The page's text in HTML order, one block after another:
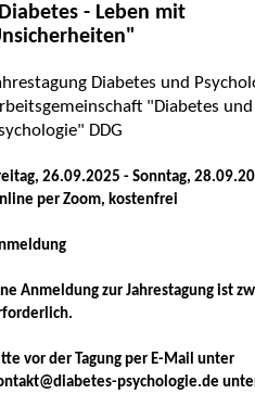
- Leben mit
Diabetes und
"Diabetes und
DDG
26.09.2025 - Sonntag,
per Zoom, kostenfrei
Anmeldung zur Jahrestagung ist
vor der Tagung per E-Mail unter
psychologie.de